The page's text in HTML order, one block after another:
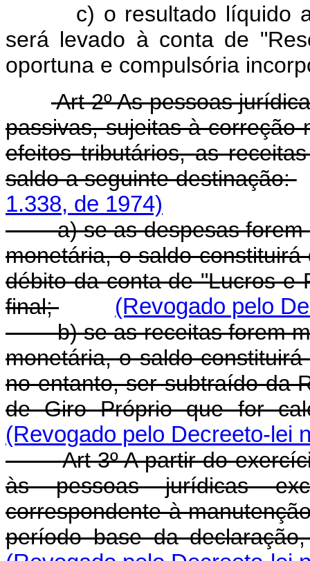
c) o resultado líquido
será levado à conta de
oportuna e compulsória
Art 2º As pessoas
passivas, sujeitas à correção
efeitos tributários, as
saldo a seguinte destinação:
1.338, de 1974)
a) se as despesas forem
monetária, o saldo
débito da conta de "Lucros e
final;
(Revogado pelo
b) se as receitas forem
monetária, o saldo
no entanto, ser subtraído da
de Giro Próprio que for
(Revogado pelo Decreeto-lei
Art 3º A partir do
às pessoas jurídicas
correspondente à
período base da